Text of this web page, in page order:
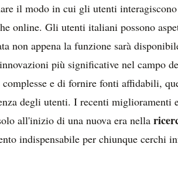
il modo in cui gli utenti
online. Gli utenti italiani possono
non appena la funzione sarà
più significative nel campo
complesse e di fornire fonti affidabili,
degli utenti. I recenti miglioramenti
all'inizio di una nuova era nella
indispensabile per chiunque cerchi